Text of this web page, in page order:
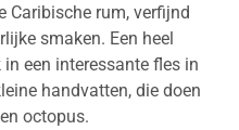
Caribische rum, verfijnd
smaken. Een heel
een interessante fles in
handvatten, die doen
octopus.